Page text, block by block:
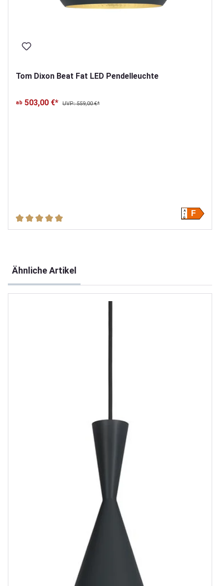
Tom Dixon Beat Fat LED Pendelleuchte
ab 503,00 €* UVP: 559,00 €*
F
A
G
Durchschnittliche Bewertung von 5 von 5 Sternen
Ähnliche Artikel